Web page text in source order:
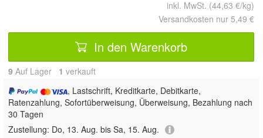
inkl. MwSt. (44,63 €/kg)
Versandkosten nur 5,49 €
In den Warenkorb
9 Auf Lager 1 verkauft
, Lastschrift, Kreditkarte, Debitkarte,
Ratenzahlung, Sofortüberweisung, Überweisung, Bezahlung nach
30 Tagen
Zustellung: Do, 13. Aug. bis Sa, 15. Aug.